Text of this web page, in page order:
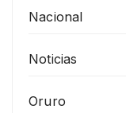
Nacional
Noticias
Oruro